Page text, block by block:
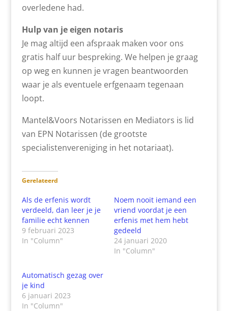
overledene had.
Hulp van je eigen notaris
Je mag altijd een afspraak maken voor ons
gratis half uur bespreking. We helpen je graag
op weg en kunnen je vragen beantwoorden
waar je als eventuele erfgenaam tegenaan
loopt.
Mantel&Voors Notarissen en Mediators is lid
van EPN Notarissen (de grootste
specialistenvereniging in het notariaat).
Gerelateerd
Als de erfenis wordt
verdeeld, dan leer je je
familie echt kennen
9 februari 2023
In "Column"
Noem nooit iemand een
vriend voordat je een
erfenis met hem hebt
gedeeld
24 januari 2020
In "Column"
Automatisch gezag over
je kind
6 januari 2023
In "Column"